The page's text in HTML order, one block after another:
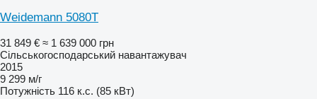
Weidemann 5080T
31 849 € ≈ 1 639 000 грн
Сільськогосподарський навантажувач
2015
9 299 м/г
Потужність 116 к.с. (85 кВт)